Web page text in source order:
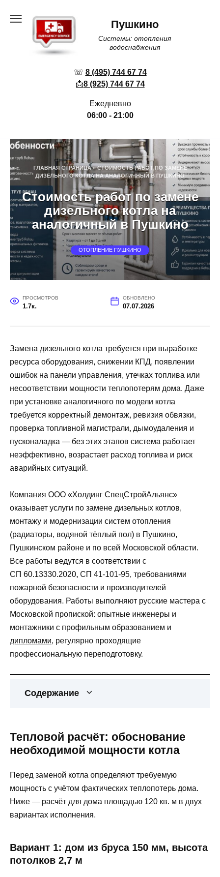
содержанию
Пушкино
Системы: отопления
водоснабжения
☏ 8 (495) 744 67 74
📩8 (925) 744 67 74
Ежедневно
06:00 - 21:00
ГЛАВНАЯ СТРАНИЦА»СТОИМОСТЬ РАБОТ ПО ЗАМЕНЕ
ДИЗЕЛЬНОГО КОТЛА НА АНАЛОГИЧНЫЙ В ПУШКИНО
Стоимость работ по замене
дизельного котла на
аналогичный в Пушкино
ОТОПЛЕНИЕ ПУШКИНО
ПРОСМОТРОВ
1.7к.
ОБНОВЛЕНО
07.07.2026
Замена дизельного котла требуется при выработке
ресурса оборудования, снижении КПД, появлении
ошибок на панели управления, утечках топлива или
несоответствии мощности теплопотерям дома. Даже
при установке аналогичного по модели котла
требуется корректный демонтаж, ревизия обвязки,
проверка топливной магистрали, дымоудаления и
пусконаладка — без этих этапов система работает
неэффективно, возрастает расход топлива и риск
аварийных ситуаций.
Компания ООО «Холдинг СпецСтройАльянс»
оказывает услуги по замене дизельных котлов,
монтажу и модернизации систем отопления
(радиаторы, водяной тёплый пол) в Пушкино,
Пушкинском районе и по всей Московской области.
Все работы ведутся в соответствии с
СП 60.13330.2020, СП 41‑101‑95, требованиями
пожарной безопасности и производителей
оборудования. Работы выполняют русские мастера с
Московской пропиской: опытные инженеры и
монтажники с профильным образованием и
дипломами, регулярно проходящие
профессиональную переподготовку.
Содержание
Тепловой расчёт: обоснование
необходимой мощности котла
Перед заменой котла определяют требуемую
мощность с учётом фактических теплопотерь дома.
Ниже — расчёт для дома площадью 120 кв. м в двух
вариантах исполнения.
Вариант 1: дом из бруса 150 мм, высота
потолков 2,7 м